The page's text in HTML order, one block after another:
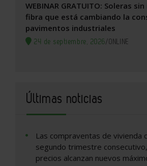
WEBINAR GRATUITO: Soleras
fibra que está cambiando la
pavimentos industriales
24 de septiembre, 2026/ONLINE
Últimas noticias
Las compraventas de vivienda
segundo trimestre
precios alcanzan nuevos